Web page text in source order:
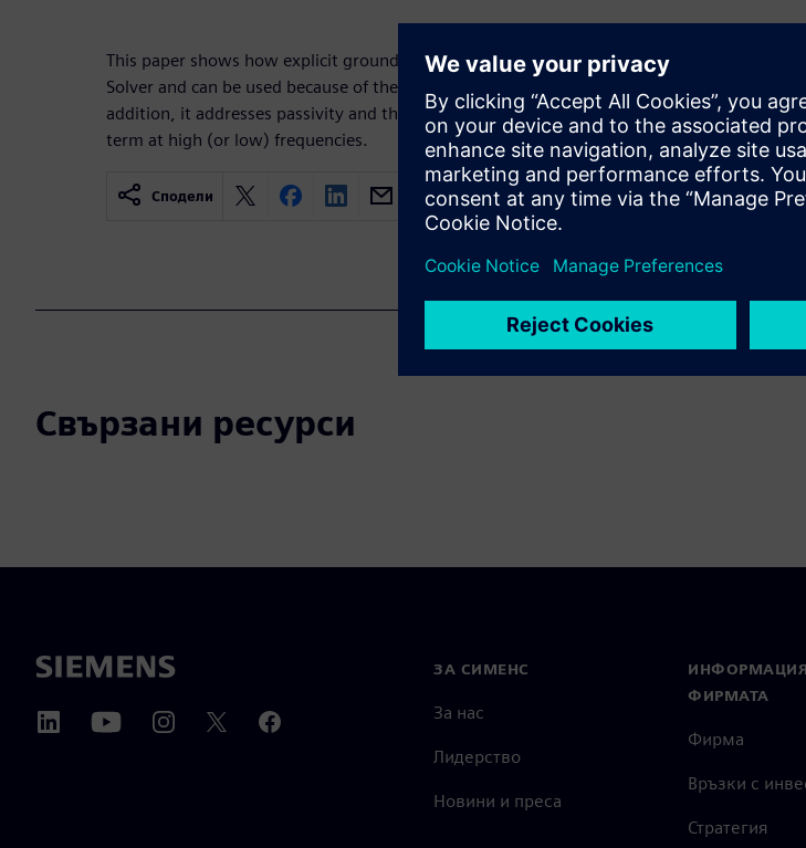
This paper shows how explicit ground models are possible in HyperLynx Fast 3D
Solver and can be used because of the speed and scalability of the solver. In
addition, it addresses passivity and the fallacy of an induced resistive coupling
term at high (or low) frequencies.
Сподели
Свързани ресурси
ЗА СИМЕНС
За нас
Лидерство
Новини и преса
ФИРМАТА
Фирма
Връзки с
Стратегия